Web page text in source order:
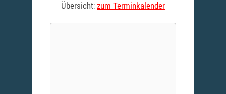
Übersicht: zum Terminkalender